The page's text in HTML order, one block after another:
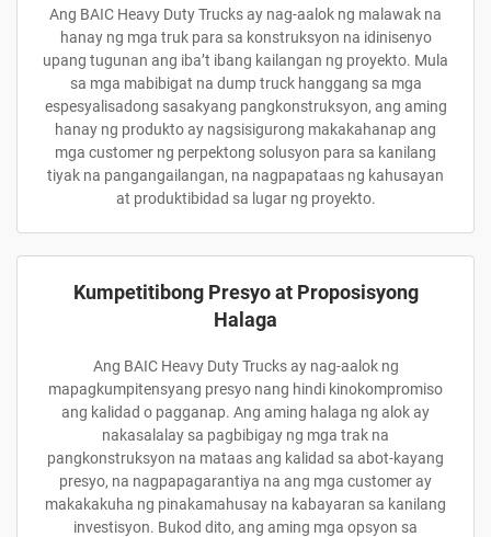
Ang BAIC Heavy Duty Trucks ay nag-aalok ng malawak na
hanay ng mga truk para sa konstruksyon na idinisenyo
upang tugunan ang iba’t ibang kailangan ng proyekto. Mula
sa mga mabibigat na dump truck hanggang sa mga
espesyalisadong sasakyang pangkonstruksyon, ang aming
hanay ng produkto ay nagsisigurong makakahanap ang
mga customer ng perpektong solusyon para sa kanilang
tiyak na pangangailangan, na nagpapataas ng kahusayan
at produktibidad sa lugar ng proyekto.
Kumpetitibong Presyo at Proposisyong
Halaga
Ang BAIC Heavy Duty Trucks ay nag-aalok ng
mapagkumpitensyang presyo nang hindi kinokompromiso
ang kalidad o pagganap. Ang aming halaga ng alok ay
nakasalalay sa pagbibigay ng mga trak na
pangkonstruksyon na mataas ang kalidad sa abot-kayang
presyo, na nagpapagarantiya na ang mga customer ay
makakakuha ng pinakamahusay na kabayaran sa kanilang
investisyon. Bukod dito, ang aming mga opsyon sa